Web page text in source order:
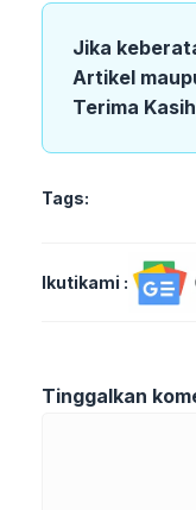
Jika
Artikel
Terima Kasih
Tags:
Ikutikami :
Tinggalkan